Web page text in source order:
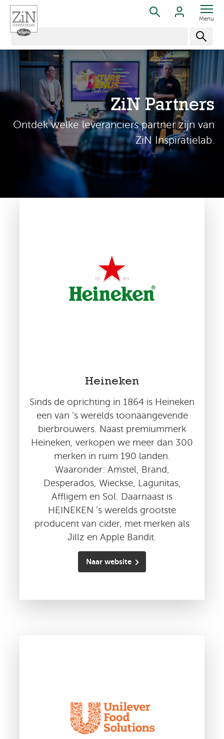
Menu
ZiN Partners
Ontdek welke leveranciers partner zijn van
ZiN Inspiratielab.
Heineken
Sinds de oprichting in 1864 is Heineken
een van ’s werelds toonaangevende
bierbrouwers. Naast premiummerk
Heineken, verkopen we meer dan 300
merken in ruim 190 landen.
Waaronder: Amstel, Brand,
Desperados, Wieckse, Lagunitas,
Affligem en Sol. Daarnaast is
HEINEKEN ’s werelds grootste
producent van cider, met merken als
Jillz en Apple Bandit.
Naar website